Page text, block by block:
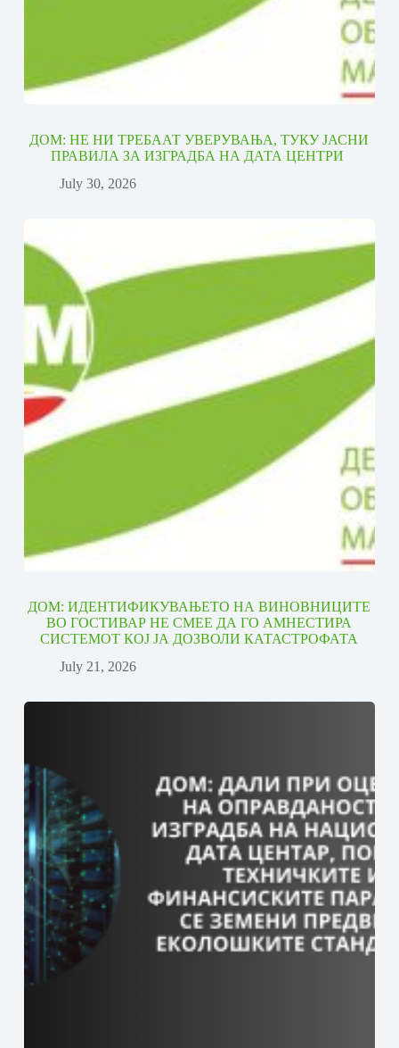
ДОМ: НЕ НИ ТРЕБААТ УВЕРУВАЊА, ТУКУ ЈАСНИ
ПРАВИЛА ЗА ИЗГРАДБА НА ДАТА ЦЕНТРИ
July 30, 2026
ДОМ: ИДЕНТИФИКУВАЊЕТО НА ВИНОВНИЦИТЕ
ВО ГОСТИВАР НЕ СМЕЕ ДА ГО АМНЕСТИРА
СИСТЕМОТ КОЈ ЈА ДОЗВОЛИ КАТАСТРОФАТА
July 21, 2026